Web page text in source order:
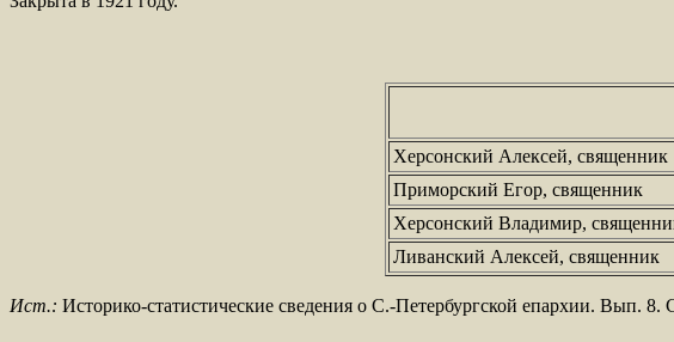
Херсонский Алексей, священник
Приморский Егор, священник
Херсонский Владимир,
Ливанский Алексей, священник
Ист.: Историко-статистические сведения о С.-Петербургской епархии. Вып.